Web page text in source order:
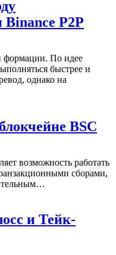
P2P
формации. По идее
быстрее и
однако на
BSC
возможность работать
сборами,
…
и Тейк-